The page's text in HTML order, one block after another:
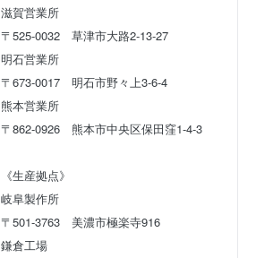
滋賀営業所
〒525-0032　草津市大路2-13-27
明石営業所
〒673-0017　明石市野々上3-6-4
熊本営業所
〒862-0926　熊本市中央区保田窪1-4-3
《生産拠点》
岐阜製作所
〒501-3763　美濃市極楽寺916
鎌倉工場